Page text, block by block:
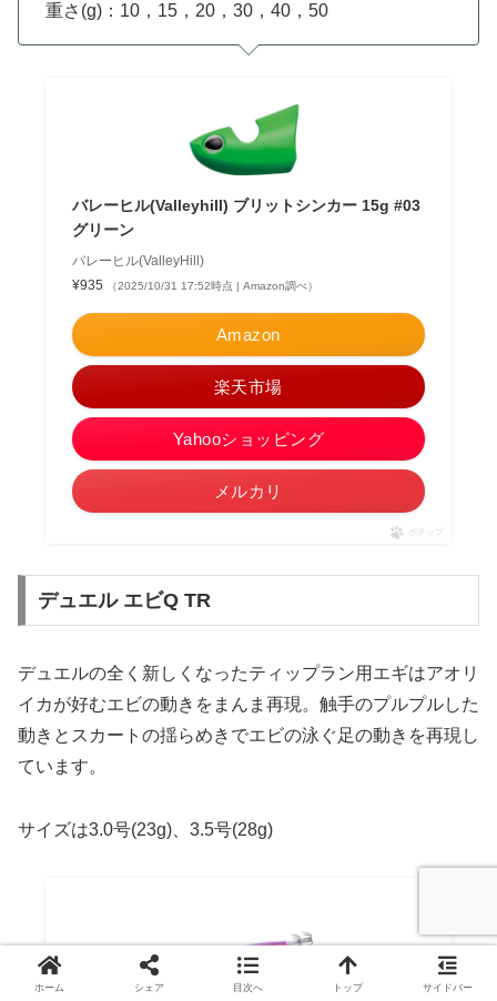
重さ(g)：10，15，20，30，40，50
バレーヒル(Valleyhill) ブリットシンカー 15g #03
グリーン
バレーヒル(ValleyHill)
¥935
（2025/10/31 17:52時点 | Amazon調べ）
Amazon
楽天市場
Yahooショッピング
メルカリ
ポチップ
デュエル エビQ TR
デュエルの全く新しくなったティップラン用エギはアオリ
イカが好むエビの動きをまんま再現。触手のプルプルした
動きとスカートの揺らめきでエビの泳ぐ足の動きを再現し
ています。
サイズは3.0号(23g)、3.5号(28g)
ホーム シェア 目次へ トップ サイドバー